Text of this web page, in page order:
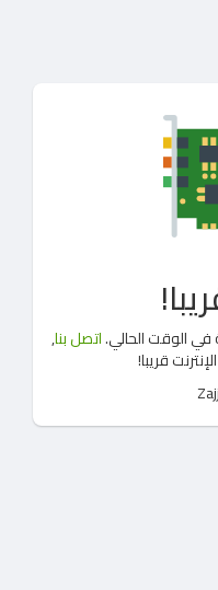
في الوقت الحالي.اتصل بنا,
قريبا!